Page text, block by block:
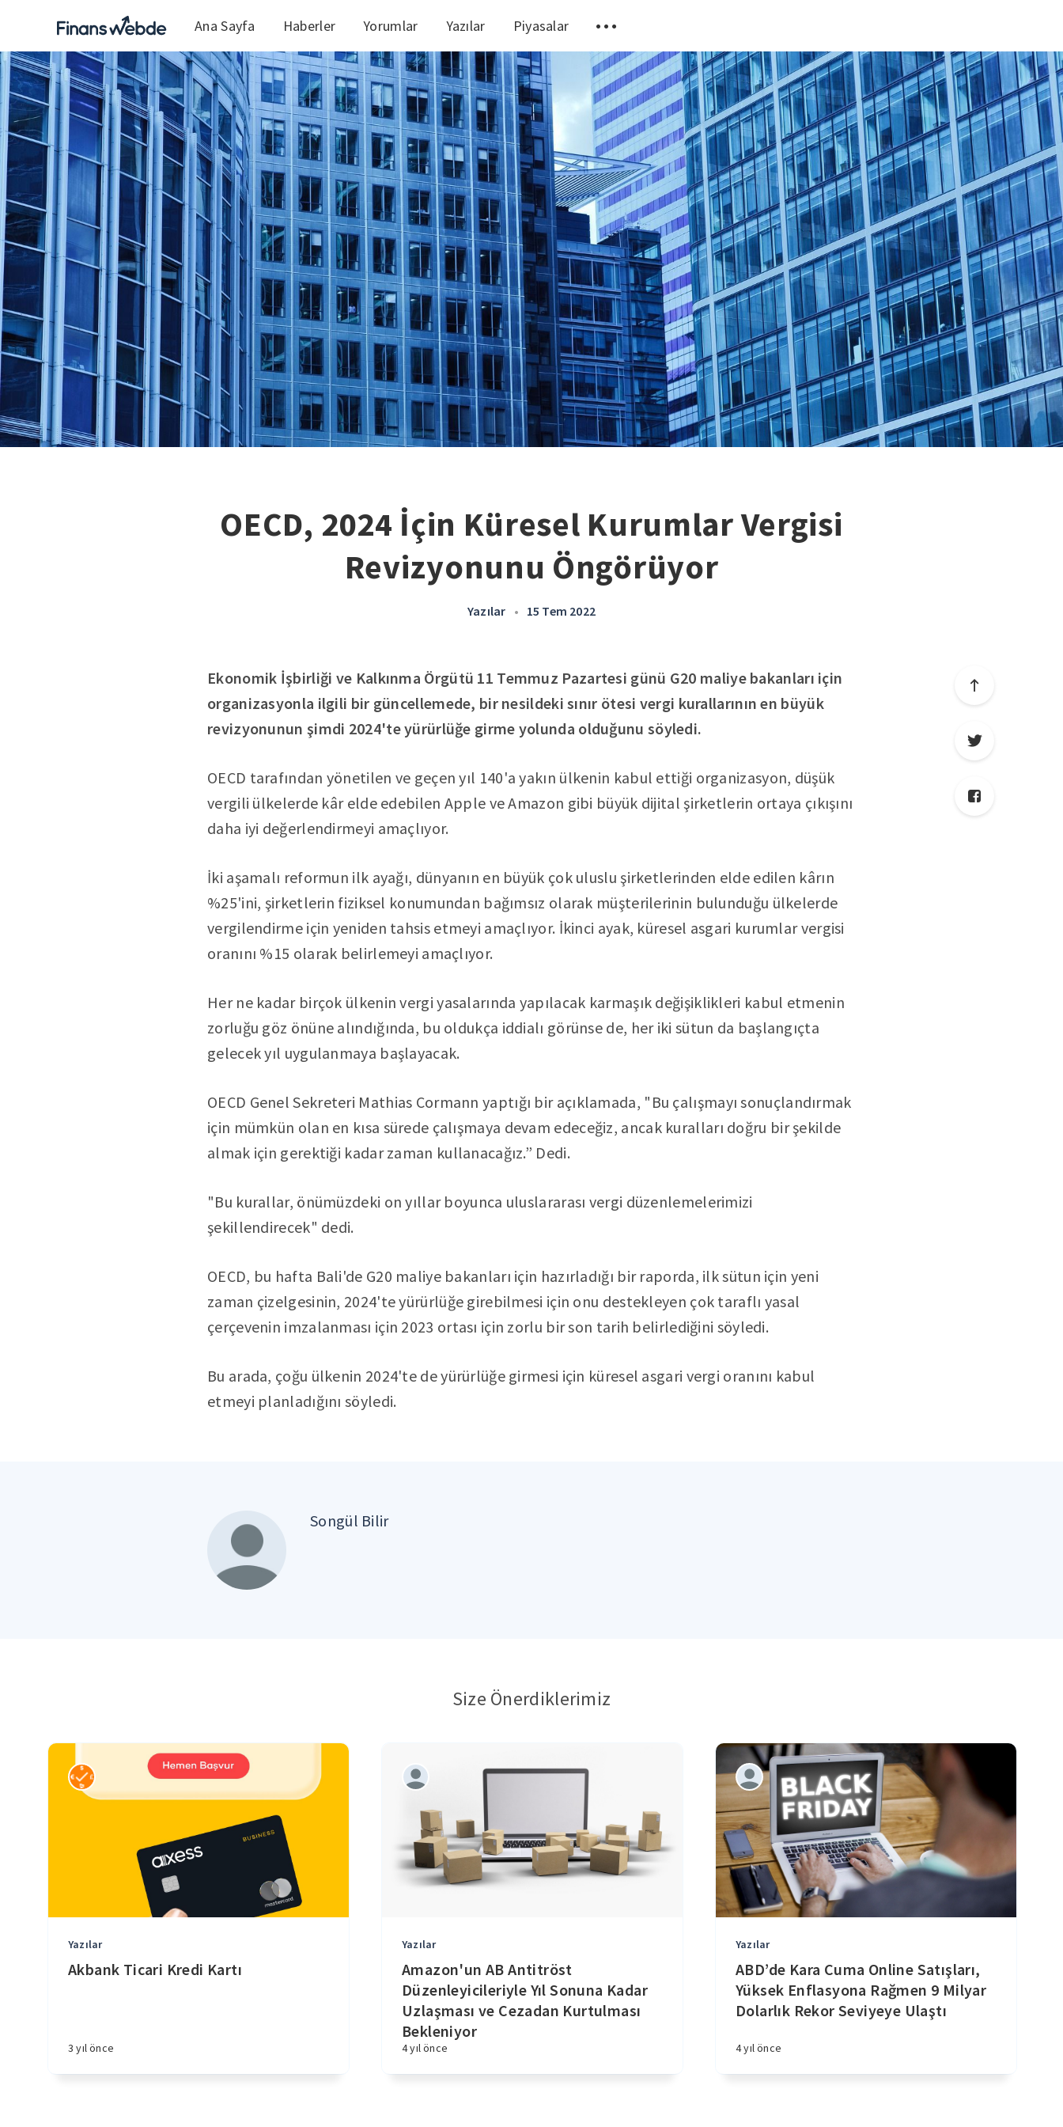
Ana Sayfa Haberler Yorumlar Yazılar Piyasalar
OECD, 2024 İçin Küresel Kurumlar Vergisi
Revizyonunu Öngörüyor
Yazılar • 15 Tem 2022
Ekonomik İşbirliği ve Kalkınma Örgütü 11 Temmuz Pazartesi günü G20 maliye bakanları için
organizasyonla ilgili bir güncellemede, bir nesildeki sınır ötesi vergi kurallarının en büyük
revizyonunun şimdi 2024'te yürürlüğe girme yolunda olduğunu söyledi.
OECD tarafından yönetilen ve geçen yıl 140'a yakın ülkenin kabul ettiği organizasyon, düşük
vergili ülkelerde kâr elde edebilen Apple ve Amazon gibi büyük dijital şirketlerin ortaya çıkışını
daha iyi değerlendirmeyi amaçlıyor.
İki aşamalı reformun ilk ayağı, dünyanın en büyük çok uluslu şirketlerinden elde edilen kârın
%25'ini, şirketlerin fiziksel konumundan bağımsız olarak müşterilerinin bulunduğu ülkelerde
vergilendirme için yeniden tahsis etmeyi amaçlıyor. İkinci ayak, küresel asgari kurumlar vergisi
oranını %15 olarak belirlemeyi amaçlıyor.
Her ne kadar birçok ülkenin vergi yasalarında yapılacak karmaşık değişiklikleri kabul etmenin
zorluğu göz önüne alındığında, bu oldukça iddialı görünse de, her iki sütun da başlangıçta
gelecek yıl uygulanmaya başlayacak.
OECD Genel Sekreteri Mathias Cormann yaptığı bir açıklamada, "Bu çalışmayı sonuçlandırmak
için mümkün olan en kısa sürede çalışmaya devam edeceğiz, ancak kuralları doğru bir şekilde
almak için gerektiği kadar zaman kullanacağız.” Dedi.
"Bu kurallar, önümüzdeki on yıllar boyunca uluslararası vergi düzenlemelerimizi
şekillendirecek" dedi.
OECD, bu hafta Bali'de G20 maliye bakanları için hazırladığı bir raporda, ilk sütun için yeni
zaman çizelgesinin, 2024'te yürürlüğe girebilmesi için onu destekleyen çok taraflı yasal
çerçevenin imzalanması için 2023 ortası için zorlu bir son tarih belirlediğini söyledi.
Bu arada, çoğu ülkenin 2024'te de yürürlüğe girmesi için küresel asgari vergi oranını kabul
etmeyi planladığını söyledi.
Songül Bilir
Size Önerdiklerimiz
Yazılar
Akbank Ticari Kredi Kartı
3 yıl önce
Yazılar
Amazon'un AB Antitröst
Düzenleyicileriyle Yıl Sonuna Kadar
Uzlaşması ve Cezadan Kurtulması
Bekleniyor
4 yıl önce
Yazılar
ABD’de Kara Cuma Online Satışları,
Yüksek Enflasyona Rağmen 9 Milyar
Dolarlık Rekor Seviyeye Ulaştı
4 yıl önce